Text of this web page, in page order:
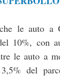
le auto a
10%, con
le auto a
3,5% del